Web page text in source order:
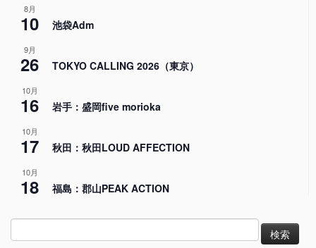
8月
10 池袋Adm
9月
26 TOKYO CALLING 2026（東京）
10月
16 岩手：盛岡five morioka
10月
17 秋田：秋田LOUD AFFECTION
10月
18 福島：郡山PEAK ACTION
索: